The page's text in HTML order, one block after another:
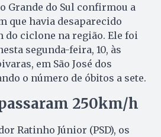
Grande do Sul confirmou a
que havia desaparecido
do ciclone na região. Ele foi
segunda-feira, 10, às
em São José dos
o número de óbitos a sete.
250km/h
Ratinho Júnior (PSD), os